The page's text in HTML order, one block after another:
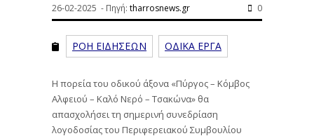
26-02-2025 - Πηγή: tharrosnews.gr 0
ΡΟΗ ΕΙΔΗΣΕΩΝ ΟΔΙΚΑ ΕΡΓΑ
Η πορεία του οδικού άξονα «Πύργος – Κόμβος
Αλφειού – Καλό Νερό – Τσακώνα» θα
απασχολήσει τη σημερινή συνεδρίαση
λογοδοσίας του Περιφερειακού Συμβουλίου